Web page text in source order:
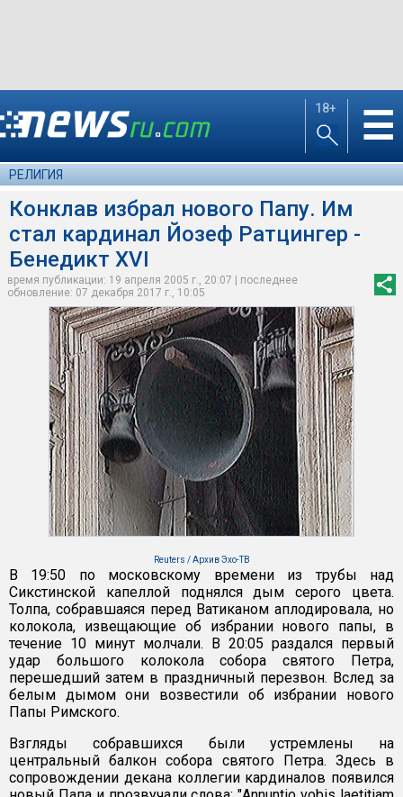
18+ ☰
РЕЛИГИЯ
Конклав избрал нового Папу. Им
стал кардинал Йозеф Ратцингер -
Бенедикт XVI
время публикации: 19 апреля 2005 г., 20:07 | последнее
обновление: 07 декабря 2017 г., 10:05
Reuters / Архив Эхо-ТВ
В 19:50 по московскому времени из трубы над
Сикстинской капеллой поднялся дым серого цвета.
Толпа, собравшаяся перед Ватиканом аплодировала, но
колокола, извещающие об избрании нового папы, в
течение 10 минут молчали. В 20:05 раздался первый
удар большого колокола собора святого Петра,
перешедший затем в праздничный перезвон. Вслед за
белым дымом они возвестили об избрании нового
Папы Римского.
Взгляды собравшихся были устремлены на
центральный балкон собора святого Петра. Здесь в
сопровождении декана коллегии кардиналов появился